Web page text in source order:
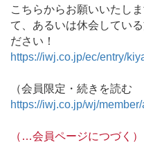
こちらからお願いいたし
て、あるいは休会してい
ださい！
https://iwj.co.jp/ec/entry/
（会員限定・続きを読む
https://iwj.co.jp/wj/
（…会員ページにつづく）